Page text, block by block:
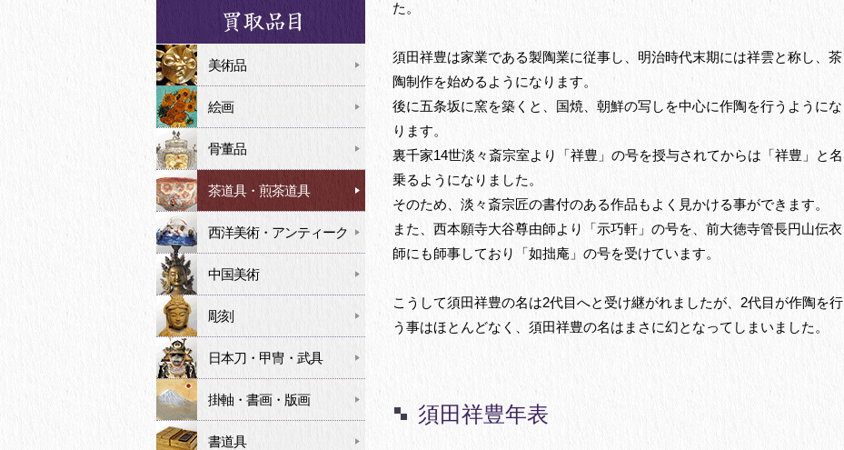
た。
須田祥豊は家業である製陶業に従事し、明治時代末期には祥雲と称し、茶
陶制作を始めるようになります。
後に五条坂に窯を築くと、国焼、朝鮮の写しを中心に作陶を行うようにな
ります。
裏千家14世淡々斎宗室より「祥豊」の号を授与されてからは「祥豊」と名
乗るようになりました。
そのため、淡々斎宗匠の書付のある作品もよく見かける事ができます。
また、西本願寺大谷尊由師より「示巧軒」の号を、前大徳寺管長円山伝衣
師にも師事しており「如拙庵」の号を受けています。
こうして須田祥豊の名は2代目へと受け継がれましたが、2代目が作陶を行
う事はほとんどなく、須田祥豊の名はまさに幻となってしまいました。
須田祥豊年表
美術品
絵画
骨董品
茶道具・煎茶道具
西洋美術・アンティーク
中国美術
彫刻
日本刀・甲冑・武具
掛軸・書画・版画
書道具